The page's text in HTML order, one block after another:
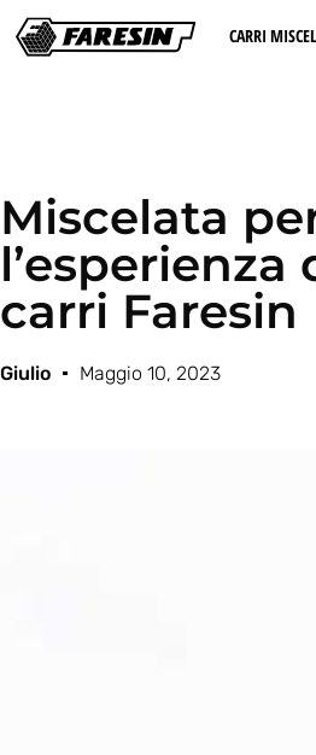
CARRI
Miscelata
l’esperienza
carri Faresin
Giulio Maggio 10, 2023